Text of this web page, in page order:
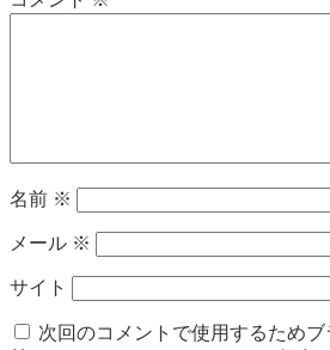
名前 ※
メール ※
サイト
次回のコメントで使用するため